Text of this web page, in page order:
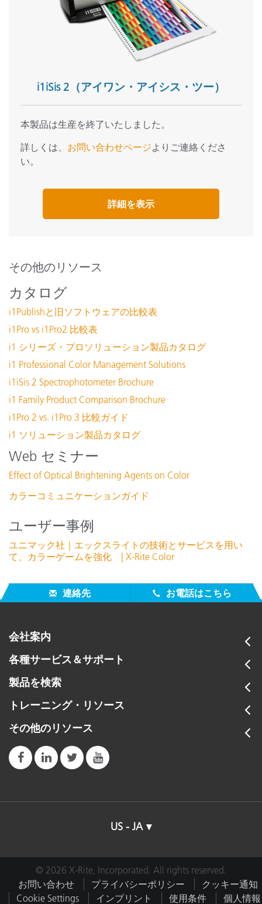
i1iSis 2（アイワン・アイシス・ツー）
本製品は生産を終了いたしました。
詳しくは、 お問い合わせページよりご連絡くださ
い。
詳細を表示
その他のリソース
カタログ
i1Publishと旧ソフトウェアの比較表
i1Pro vs i1Pro2 比較表
i1 シリーズ・プロソリューション製品カタログ
i1 Professional Color Management Solutions
i1iSis 2 Spectrophotometer Brochure
i1 Family Product Comparison Brochure
i1Pro 2 vs. i1Pro 3 比較ガイド
i1 ソリューション製品カタログ
Web セミナー
Effect of Optical Brightening Agents on Color
カラーコミュニケーションガイド
ユーザー事例
ユニマック社｜エックスライトの技術とサービスを用い
て、カラーゲームを強化 | X-Rite Color
連絡先 お電話はこちら
会社案内
各種サービス＆サポート
製品を検索
トレーニング・リソース
その他のリソース
US - JA
© 2026 X-Rite, Incorporated. All rights reserved.
お問い合わせ
プライバシーポリシー
クッキー通知
Cookie Settings
インプリント 使用条件 個人情報